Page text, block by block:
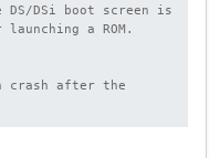
DSi boot screen is
a ROM.
crash after the